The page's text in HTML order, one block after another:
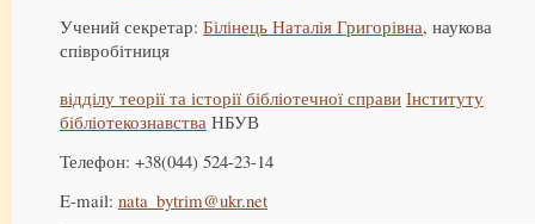
Учений секретар: Білінець Наталія Григорівна, наукова
співробітниця
відділу теорії та історії бібліотечної справи Інституту
бібліотекознавства НБУВ
Телефон: +38(044) 524-23-14
E-mail: nata_bytrim@ukr.net